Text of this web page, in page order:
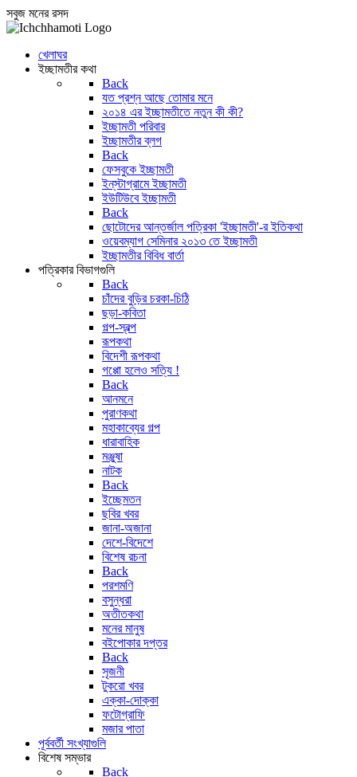
সবুজ মনের রসদ
খেলাঘর
ইচ্ছামতীর কথা
Back
যত প্রশ্ন আছে তোমার মনে
২০১৪ এর ইচ্ছামতীতে নতুন কী কী?
ইচ্ছামতী পরিবার
ইচ্ছামতীর ব্লগ
Back
ফেসবুকে ইচ্ছামতী
ইন্‌স্টাগ্রামে ইচ্ছামতী
ইউটিউবে ইচ্ছামতী
Back
ছোটোদের আন্তর্জাল পত্রিকা 'ইচ্ছামতী'-র ইতিকথা
ওয়েবম্যাগ সেমিনার ২০১৩ তে ইচ্ছামতী
ইচ্ছামতীর বিবিধ বার্তা
পত্রিকার বিভাগগুলি
Back
চাঁদের বুড়ির চরকা-চিঠি
ছড়া-কবিতা
গল্প-স্বল্প
রূপকথা
বিদেশী রূপকথা
গপ্পো হলেও সত্যি !
Back
আনমনে
পুরাণকথা
মহাকাব্যের গল্প
ধারাবাহিক
মঞ্জুষা
নাটক
Back
ইচ্ছেমতন
ছবির খবর
জানা-অজানা
দেশে-বিদেশে
বিশেষ রচনা
Back
পরশমণি
বসুন্ধরা
অতীতকথা
মনের মানুষ
বইপোকার দপ্তর
Back
সৃজনী
টুকরো খবর
এক্কা-দোক্কা
ফটোগ্রাফি
মজার পাতা
পূর্ববর্তী সংখ্যাগুলি
বিশেষ সম্ভার
Back